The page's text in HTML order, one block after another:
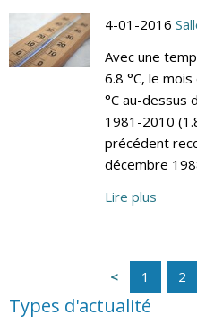
4-01-2016
Avec une
6.8 °C, le
°C au-dessus
1981-2010
précédent
décembre
Lire plus
1 2
Types d'actualité